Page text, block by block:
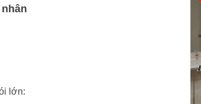
lớn: